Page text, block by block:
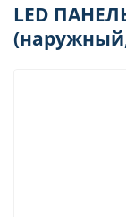
LED